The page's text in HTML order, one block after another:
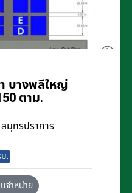
า บางพลีใหญ่
ตาม.
มุทรปราการ
.
จำหน่าย